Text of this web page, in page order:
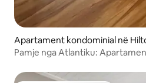
Apartament kondominial në
Pamje nga Atlantiku: